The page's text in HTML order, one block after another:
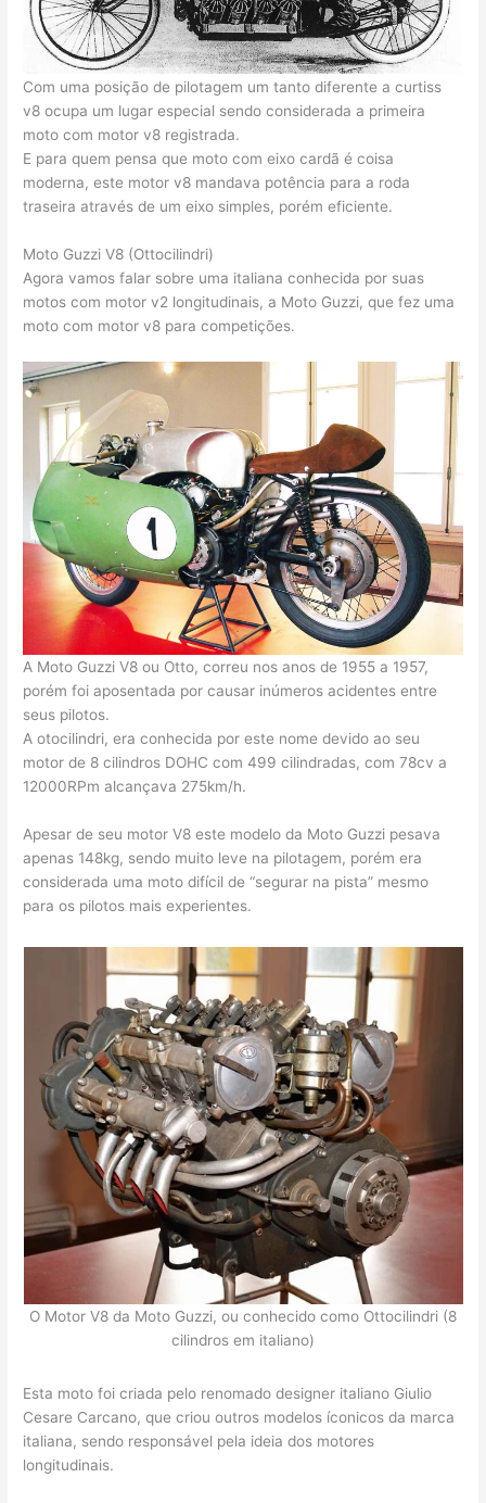
Com uma posição de pilotagem um tanto diferente a curtiss
v8 ocupa um lugar especial sendo considerada a primeira
moto com motor v8 registrada.
E para quem pensa que moto com eixo cardã é coisa
moderna, este motor v8 mandava potência para a roda
traseira através de um eixo simples, porém eficiente.
Moto Guzzi V8 (Ottocilindri)
Agora vamos falar sobre uma italiana conhecida por suas
motos com motor v2 longitudinais, a Moto Guzzi, que fez uma
moto com motor v8 para competições.
A Moto Guzzi V8 ou Otto, correu nos anos de 1955 a 1957,
porém foi aposentada por causar inúmeros acidentes entre
seus pilotos.
A otocilindri, era conhecida por este nome devido ao seu
motor de 8 cilindros DOHC com 499 cilindradas, com 78cv a
12000RPm alcançava 275km/h.
Apesar de seu motor V8 este modelo da Moto Guzzi pesava
apenas 148kg, sendo muito leve na pilotagem, porém era
considerada uma moto difícil de “segurar na pista” mesmo
para os pilotos mais experientes.
O Motor V8 da Moto Guzzi, ou conhecido como Ottocilindri (8
cilindros em italiano)
Esta moto foi criada pelo renomado designer italiano Giulio
Cesare Carcano, que criou outros modelos íconicos da marca
italiana, sendo responsável pela ideia dos motores
longitudinais.